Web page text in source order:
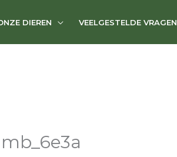
DIEREN VEELGESTELDE VRAGEN